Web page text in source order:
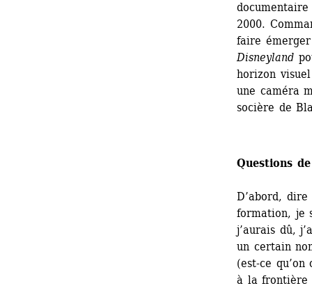
2000.
faire
Disneyland
horizon
une caméra
socière de
Questions
D’abord, dire
formation, je
j’aurais dû,
un certain
(est-ce
à la frontière